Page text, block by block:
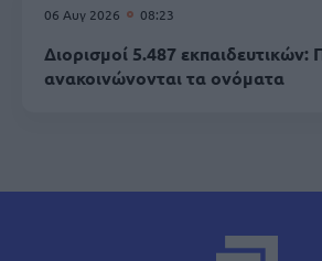
06 Αυγ 2026 08:23
Διορισμοί 5.487 εκπαιδευτικών:
ανακοινώνονται τα ονόματα